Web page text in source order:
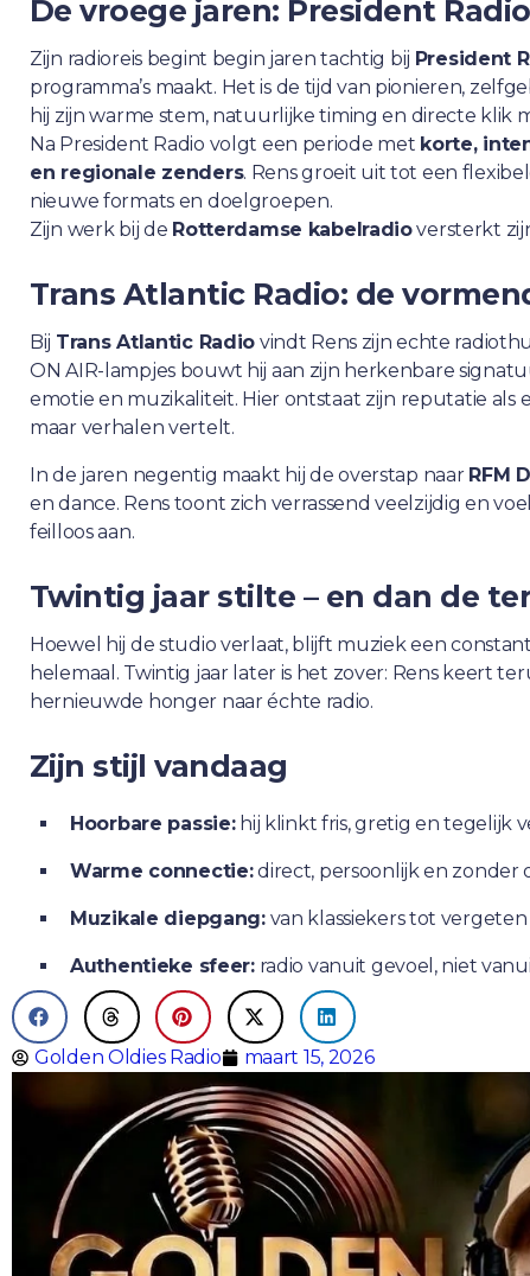
De vroege jaren: President Radio
Zijn radioreis begint begin jaren tachtig bij President
programma’s maakt. Het is de tijd van pionieren,
hij zijn warme stem, natuurlijke timing en directe klik
Na President Radio volgt een periode met korte,
en regionale zenders. Rens groeit uit tot een
nieuwe formats en doelgroepen.
Zijn werk bij de Rotterdamse kabelradioversterkt
Trans Atlantic Radio: de
Bij Trans Atlantic Radio vindt Rens zijn echte
ON AIR-lampjes bouwt hij aan zijn herkenbare
emotie en muzikaliteit. Hier ontstaat zijn reputatie als
maar verhalen vertelt.
In de jaren negentig maakt hij de overstap naar RFM
en dance. Rens toont zich verrassend veelzijdig en
feilloos aan.
Twintig jaar stilte – en dan de
Hoewel hij de studio verlaat, blijft muziek een
helemaal. Twintig jaar later is het zover: Rens keert
hernieuwde honger naar échte radio.
Zijn stijl vandaag
Hoorbare passie:hij klinkt fris, gretig en tegelijk
Warme connectie:direct, persoonlijk en zonder
Muzikale diepgang:van klassiekers tot vergeten
Authentieke sfeer:radio vanuit gevoel, niet
Golden Oldies Radio maart 15, 2026